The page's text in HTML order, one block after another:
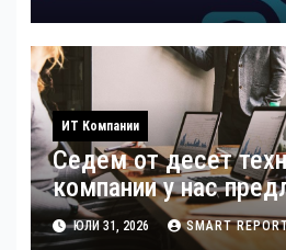
хотелиерството
ИТ Компании
Седем от десет
компании у нас
хибридна работа
ЮЛИ 31, 2026 SMART